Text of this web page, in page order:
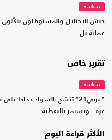
سياسة
جيش الاحتلال والمستوطنون ينكّلون
عملية تل
تقرير خاص
سياسة
"عربي21" تتشح بالسواد حدادا
غزة.. وتستمر بالتغطية
الأكثر قراءة اليوم